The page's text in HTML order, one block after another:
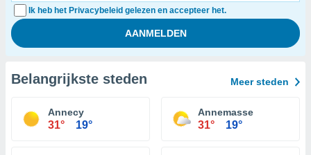
Ik heb het Privacybeleid gelezen en accepteer het.
Belangrijkste steden Meer steden
Annecy
31° 19°
Annemasse
31° 19°